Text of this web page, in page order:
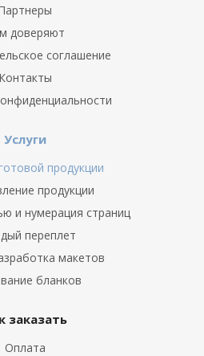
доверяют
соглашение
Контакты
Услуги
продукции
продукции
и нумерация страниц
переплет
макетов
бланков
заказать
Оплата